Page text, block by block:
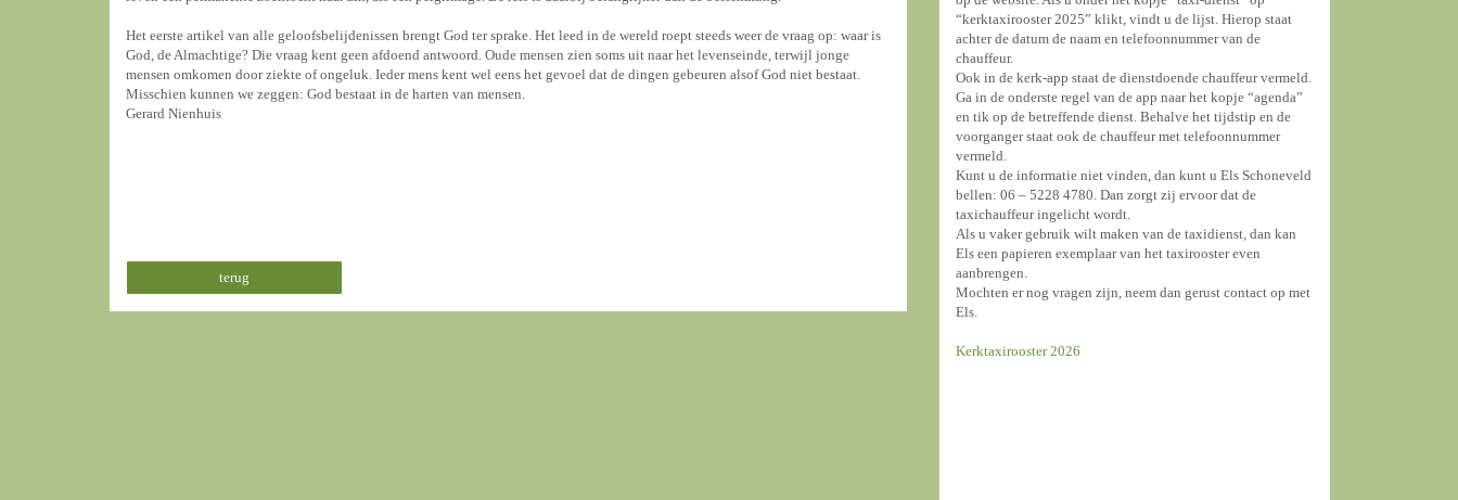
Het eerste artikel van alle geloofsbelijdenissen brengt God ter sprake. Het leed in de wereld roept steeds weer de vraag op: waar is
God, de Almachtige? Die vraag kent geen afdoend antwoord. Oude mensen zien soms uit naar het levenseinde, terwijl jonge
mensen omkomen door ziekte of ongeluk. Ieder mens kent wel eens het gevoel dat de dingen gebeuren alsof God niet bestaat.
Misschien kunnen we zeggen: God bestaat in de harten van mensen.
Gerard Nienhuis
terug
“kerktaxirooster 2025” klikt, vindt u de lijst. Hierop staat
achter de datum de naam en telefoonnummer van de
chauffeur.
Ook in de kerk-app staat de dienstdoende chauffeur vermeld.
Ga in de onderste regel van de app naar het kopje “agenda”
en tik op de betreffende dienst. Behalve het tijdstip en de
voorganger staat ook de chauffeur met telefoonnummer
vermeld.
Kunt u de informatie niet vinden, dan kunt u Els Schoneveld
bellen: 06 – 5228 4780. Dan zorgt zij ervoor dat de
taxichauffeur ingelicht wordt.
Als u vaker gebruik wilt maken van de taxidienst, dan kan
Els een papieren exemplaar van het taxirooster even
aanbrengen.
Mochten er nog vragen zijn, neem dan gerust contact op met
Els.
Kerktaxirooster 2026